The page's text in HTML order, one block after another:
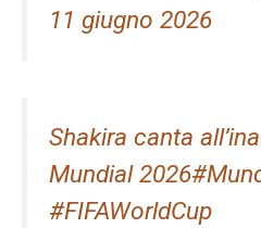
11 giugno 2026
Shakira canta
Mundial
#FIFAWorldCup